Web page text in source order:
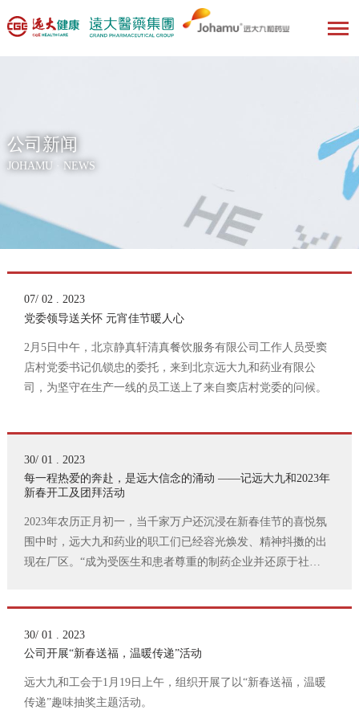
公司新闻
JOHAMU · NEWS
07/ 02 . 2023
党委领导送关怀 元宵佳节暖人心
2月5日中午，北京静真轩清真餐饮服务有限公司工作人员受窦
店村党委书记仉锁忠的委托，来到北京远大九和药业有限公
司，为坚守在生产一线的员工送上了来自窦店村党委的问候。
30/ 01 . 2023
每一程热爱的奔赴，是远大信念的涌动 ——记远大九和2023年
新春开工及团拜活动
2023年农历正月初一，当千家万户还沉浸在新春佳节的喜悦氛
围中时，远大九和药业的职工们已经容光焕发、精神抖擞的出
现在厂区。“成为受医生和患者尊重的制药企业并还原于社
30/ 01 . 2023
公司开展“新春送福，温暖传递”活动
远大九和工会于1月19日上午，组织开展了以“新春送福，温暖
传递”趣味抽奖主题活动。